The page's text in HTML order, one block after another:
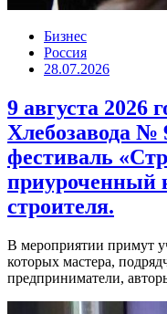
Бизнес
Россия
28.07.2026
9 августа 2026
Хлебозавода №
фестиваль
приуроченный
строителя.
В мероприятии примут
которых мастера,
предприниматели,